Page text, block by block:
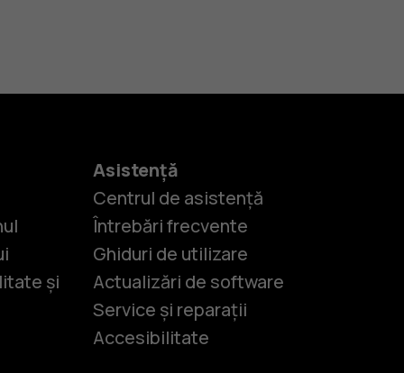
și
Asistență
Centrul de asistență
Întrebări frecvente
Ghiduri de utilizare
Actualizări de software
Service și reparații
Accesibilitate